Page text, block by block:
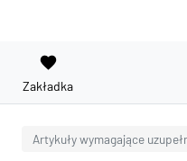
favorite
Zakładka
Artykuły wymagające